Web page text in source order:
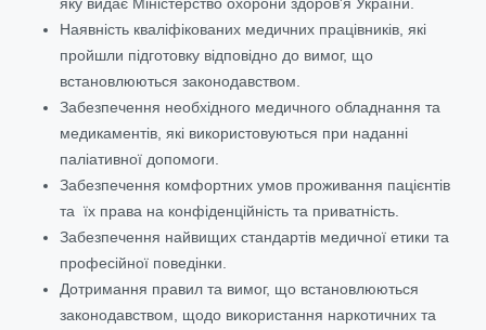
Наявність кваліфікованих медичних працівників, які
пройшли підготовку відповідно до вимог, що
встановлюються законодавством.
Забезпечення необхідного медичного обладнання та
медикаментів, які використовуються при наданні
паліативної допомоги.
Забезпечення комфортних умов проживання пацієнтів
та їх права на конфіденційність та приватність.
Забезпечення найвищих стандартів медичної етики та
професійної поведінки.
Дотримання правил та вимог, що встановлюються
законодавством, щодо використання наркотичних та